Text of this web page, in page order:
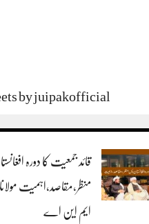
by juipakofficial
قائد جمعیت کا دورہ
منظر،مقاصد،اہمیت
ایم این اے